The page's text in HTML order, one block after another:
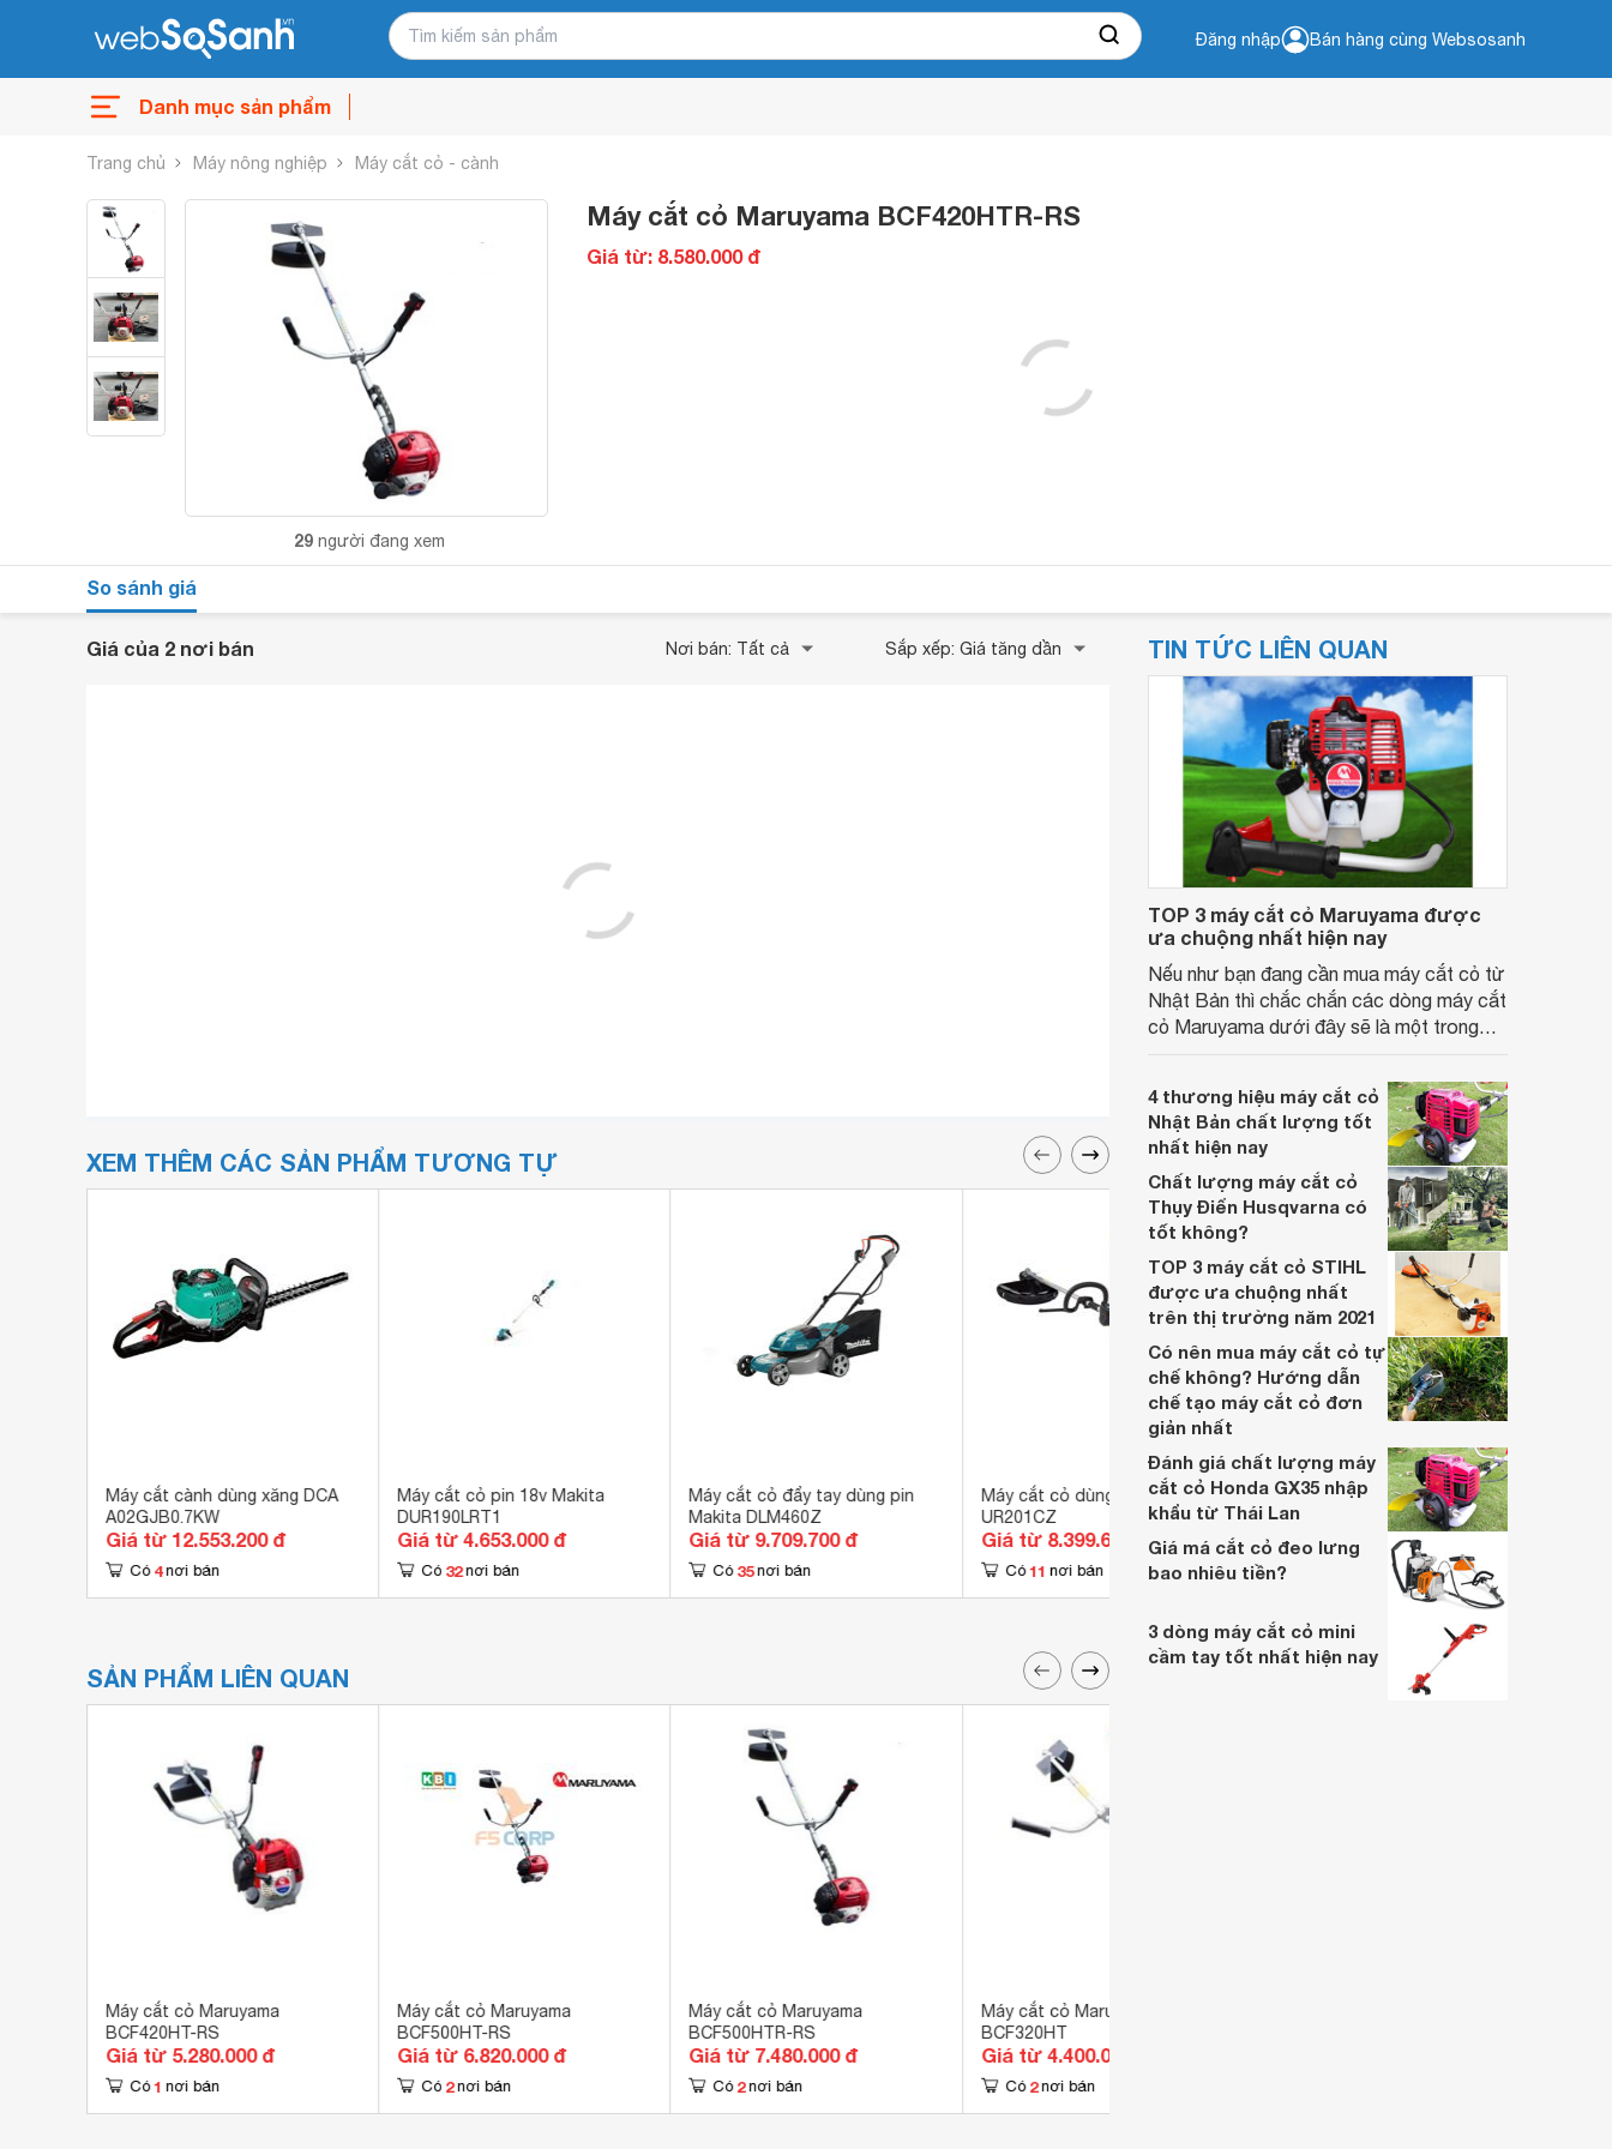
Đăng nhập Bán hàng cùng Websosanh
Danh mục sản phẩm
Trang chủ Máy nông nghiệp Máy cắt cỏ - cành
29 người đang xem
Máy cắt cỏ Maruyama BCF420HTR-RS
Giá từ: 8.580.000 đ
So sánh giá
Giá của 2 nơi bán Nơi bán: Tất cả Sắp xếp: Giá tăng dần
XEM THÊM CÁC SẢN PHẨM TƯƠNG TỰ
Máy cắt cành dùng xăng DCA
A02GJB0.7KW
Giá từ 12.553.200 đ
Có 4 nơi bán
Máy cắt cỏ pin 18v Makita
DUR190LRT1
Giá từ 4.653.000 đ
Có 32 nơi bán
Máy cắt cỏ đẩy tay dùng pin
Makita DLM460Z
Giá từ 9.709.700 đ
Có 35 nơi bán
Máy cắt cỏ dùng pin Makita
UR201CZ
Giá từ 8.399.600 đ
Có 11 nơi bán
Máy làm vườn dùng xăng DCA
A03SSS48
Giá từ 9.144.300 đ
SẢN PHẨM LIÊN QUAN
Máy cắt cỏ Maruyama
BCF420HT-RS
Giá từ 5.280.000 đ
Có 1 nơi bán
Máy cắt cỏ Maruyama
BCF500HT-RS
Giá từ 6.820.000 đ
Có 2 nơi bán
Máy cắt cỏ Maruyama
BCF500HTR-RS
Giá từ 7.480.000 đ
Có 2 nơi bán
Máy cắt cỏ Maruyama
BCF320HT
Giá từ 4.400.000 đ
Có 2 nơi bán
TIN TỨC LIÊN QUAN
TOP 3 máy cắt cỏ Maruyama được
ưa chuộng nhất hiện nay
Nếu như bạn đang cần mua máy cắt cỏ từ
Nhật Bản thì chắc chắn các dòng máy cắt
cỏ Maruyama dưới đây sẽ là một trong
4 thương hiệu máy cắt cỏ
Nhật Bản chất lượng tốt
nhất hiện nay
Chất lượng máy cắt cỏ
Thụy Điển Husqvarna có
tốt không?
TOP 3 máy cắt cỏ STIHL
được ưa chuộng nhất
trên thị trường năm 2021
Có nên mua máy cắt cỏ tự
chế không? Hướng dẫn
chế tạo máy cắt cỏ đơn
giản nhất
Đánh giá chất lượng máy
cắt cỏ Honda GX35 nhập
khẩu từ Thái Lan
Giá má cắt cỏ đeo lưng
bao nhiêu tiền?
3 dòng máy cắt cỏ mini
cầm tay tốt nhất hiện nay